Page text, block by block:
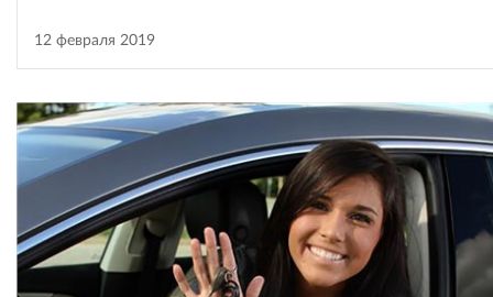
12 февраля 2019